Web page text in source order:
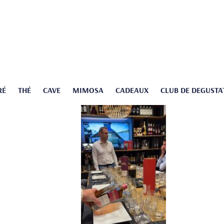
THÉ CAVE MIMOSA CADEAUX CLUB DE